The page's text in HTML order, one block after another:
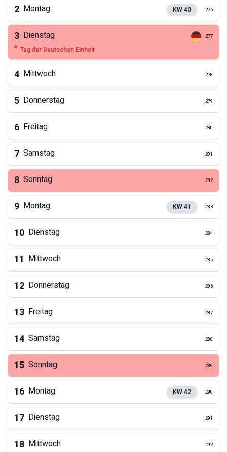
2 Montag KW40 276
3 Dienstag 277
Tag der Deutschen Einheit
4 Mittwoch 278
5 Donnerstag 279
6 Freitag 280
7 Samstag 281
8 Sonntag 282
9 Montag KW41 283
10 Dienstag 284
11 Mittwoch 285
12 Donnerstag 286
13 Freitag 287
14 Samstag 288
15 Sonntag 289
16 Montag KW42 290
17 Dienstag 291
18 Mittwoch 292